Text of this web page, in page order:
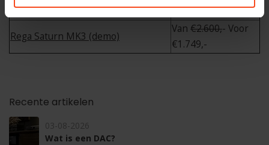
(demo)
€8.399,-
Rega Saturn MK3 (demo)
Van €2.600,- Voor
€1.749,-
Recente artikelen
03-08-2026
Wat is een DAC?